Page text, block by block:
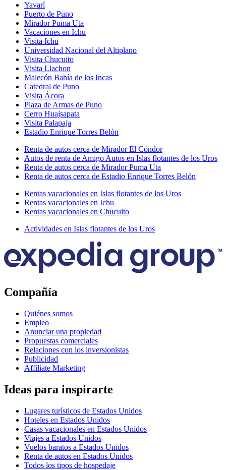
Yavarí
Puerto de Puno
Mirador Puma Uta
Vacaciones en Ichu
Visita Ichu
Universidad Nacional del Altiplano
Visita Chucuito
Visita Llachon
Malecón Bahía de los Incas
Catedral de Puno
Visita Ácora
Plaza de Armas de Puno
Cerro Huajsapata
Visita Palapaja
Estadio Enrique Torres Belón
Renta de autos cerca de Mirador El Cóndor
Autos de renta de Amigo Autos en Islas flotantes de los Uros
Renta de autos cerca de Mirador Puma Uta
Renta de autos cerca de Estadio Enrique Torres Belón
Rentas vacacionales en Islas flotantes de los Uros
Rentas vacacionales en Ichu
Rentas vacacionales en Chucuito
Actividades en Islas flotantes de los Uros
Compañía
Quiénes somos
Empleo
Anunciar una propiedad
Propuestas comerciales
Relaciones con los inversionistas
Publicidad
Affiliate Marketing
Ideas para inspirarte
Lugares turísticos de Estados Unidos
Hoteles en Estados Unidos
Casas vacacionales en Estados Unidos
Viajes a Estados Unidos
Vuelos baratos a Estados Unidos
Renta de autos en Estados Unidos
Todos los tipos de hospedaje